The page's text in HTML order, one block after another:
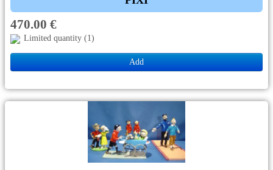
470.00 €
Limited quantity (1)
Add